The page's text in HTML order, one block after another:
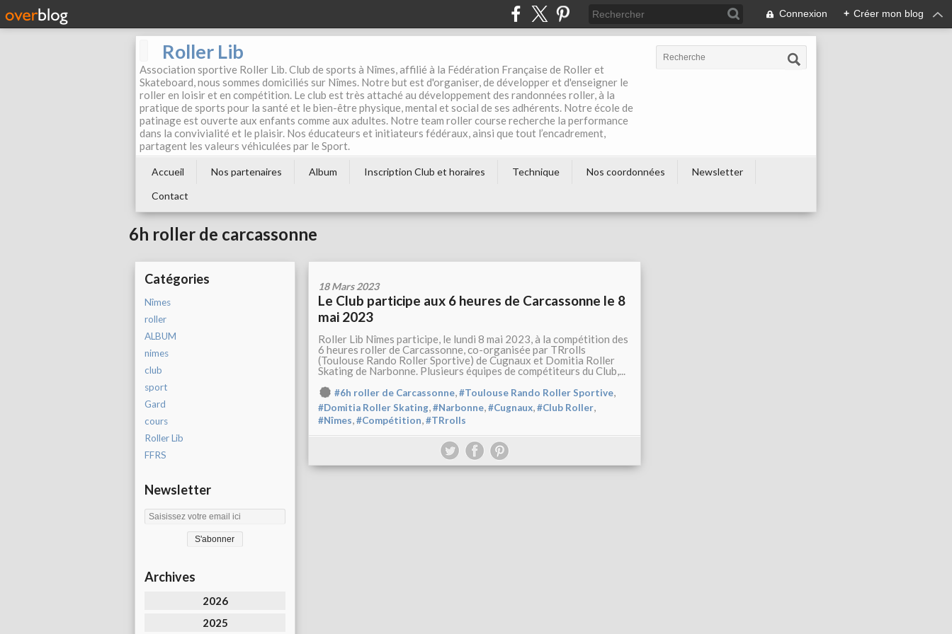
Connexion + Créer mon blog
Roller Lib
Association sportive Roller Lib. Club de sports à Nîmes, affilié à la Fédération Française de Roller et
Skateboard, nous sommes domiciliés sur Nîmes. Notre but est d'organiser, de développer et d'enseigner le
roller en loisir et en compétition. Le club est très attaché au développement des randonnées roller, à la
pratique de sports pour la santé et le bien-être physique, mental et social de ses adhérents. Notre école de
patinage est ouverte aux enfants comme aux adultes. Notre team roller course recherche la performance
dans la convivialité et le plaisir. Nos éducateurs et initiateurs fédéraux, ainsi que tout l’encadrement,
partagent les valeurs véhiculées par le Sport.
Accueil Nos partenaires Album Inscription Club et horaires Technique Nos coordonnées
Newsletter
Contact
6h roller de carcassonne
Catégories
Nîmes
roller
ALBUM
nimes
club
sport
Gard
cours
Roller Lib
FFRS
Newsletter
Archives
2026
2025
18 Mars 2023
Le Club participe aux 6 heures de Carcassonne le 8
mai 2023
Roller Lib Nîmes participe, le lundi 8 mai 2023, à la compétition des
6 heures roller de Carcassonne, co-organisée par TRrolls
(Toulouse Rando Roller Sportive) de Cugnaux et Domitia Roller
Skating de Narbonne. Plusieurs équipes de compétiteurs du Club,...
#6h roller de Carcassonne,#Toulouse Rando Roller Sportive,
#Domitia Roller Skating,#Narbonne,#Cugnaux,#Club Roller,
#Nîmes,#Compétition,#TRrolls